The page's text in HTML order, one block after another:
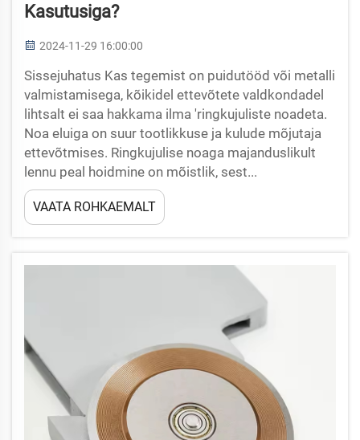
Kasutusiga?
2024-11-29 16:00:00
Sissejuhatus Kas tegemist on puidutööd või metalli
valmistamisega, kõikidel ettevõtete valdkondadel
lihtsalt ei saa hakkama ilma ′ringkujuliste noadeta.
Noa eluiga on suur tootlikkuse ja kulude mõjutaja
ettevõtmises. Ringkujulise noaga majanduslikult
lennu peal hoidmine on mõistlik, sest...
VAATA ROHKAEMALT